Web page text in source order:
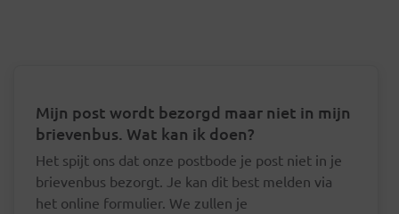
Mijn post wordt bezorgd maar niet in mijn
brievenbus. Wat kan ik doen?
Het spijt ons dat onze postbode je post niet in je
brievenbus bezorgt. Je kan dit best melden via
het online formulier. We zullen je